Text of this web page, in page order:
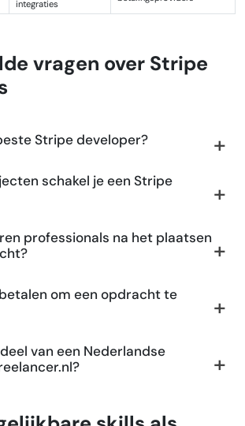
integraties
vragen over Stripe
Stripe developer?
schakel je een Stripe
professionals na het plaatsen
om een opdracht te
van een Nederlandse